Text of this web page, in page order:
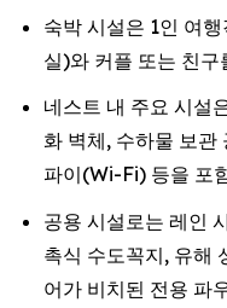
숙박 시설은 1인 여
실)와 커플 또는 친
네스트 내 주요 시설
화 벽체, 수하물 보관
파이(Wi-Fi) 등을 포
공용 시설로는 레인
촉식 수도꼭지, 유해
어가 비치된 전용 파